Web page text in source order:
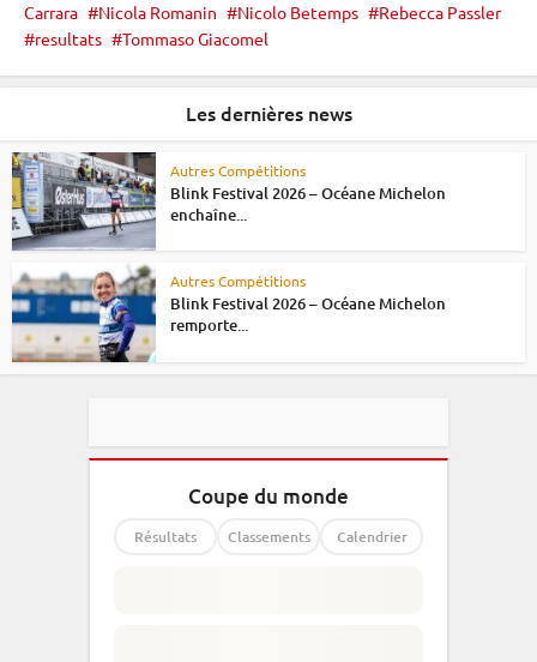
Carrara Nicola Romanin Nicolo Betemps
Rebecca Passler
resultats
Tommaso Giacomel
Les dernières news
Autres Compétitions
Blink Festival 2026 – Océane Michelon
enchaîne...
Autres Compétitions
Blink Festival 2026 – Océane Michelon
remporte...
Coupe du monde
Résultats Classements Calendrier